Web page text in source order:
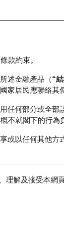
款約束。
述金融產品（“
家居民應聯絡其
任何部分或全
不就閣下的行為
或以任何其他
理解及接受本網